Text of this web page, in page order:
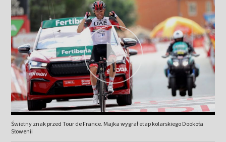
Świetny znak przed Tour de France. Majka wygrał etap kolarskiego Dookoła
Słowenii